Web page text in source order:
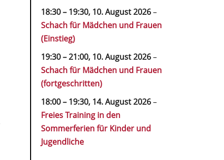
18:30– 19:30, 10. August 2026–
Schach für Mädchen und Frauen
(Einstieg)
19:30–21:00, 10. August 2026–
Schach für Mädchen und Frauen
(fortgeschritten)
18:00– 19:30, 14. August 2026–
Freies Training in den
Sommerferien für Kinder und
Jugendliche